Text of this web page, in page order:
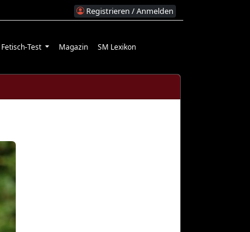
Registrieren / Anmelden
Fetisch-Test Magazin SM Lexikon